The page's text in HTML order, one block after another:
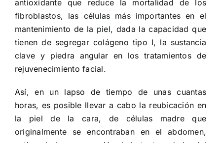
antioxidante que reduce la mortalidad de los
fibroblastos, las células más importantes en el
mantenimiento de la piel, dada la capacidad que
tienen de segregar colágeno tipo I, la sustancia
clave y piedra angular en los tratamientos de
rejuvenecimiento facial.
Así, en un lapso de tiempo de unas cuantas
horas, es posible llevar a cabo la reubicación en
la piel de la cara, de células madre que
originalmente se encontraban en el abdomen,